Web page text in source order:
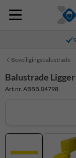
Beveiligingsbalustrade
Balustrade
Art.nr. ABBB.04798